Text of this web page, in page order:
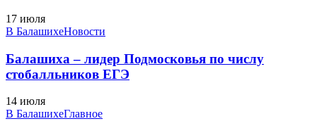
17 июля
В БалашихеНовости
Балашиха – лидер Подмосковья по числу
стобалльников ЕГЭ
14 июля
В БалашихеГлавное